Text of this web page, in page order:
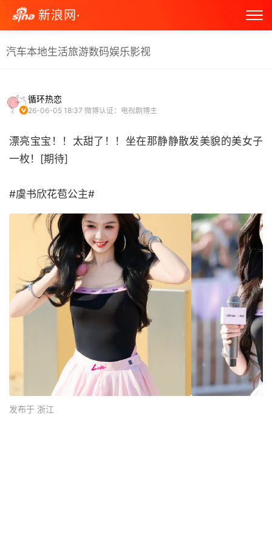
新浪网·
汽车本地生活旅游数码娱乐影视
循环热恋
26-06-05 18:37 微博认证：电视剧博主
漂亮宝宝！！太甜了！！坐在那静静散发美貌的美女子
一枚！[期待]
#虞书欣花苞公主# ​
发布于 浙江